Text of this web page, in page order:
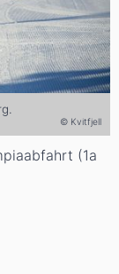
© Kvitfjell
(1a